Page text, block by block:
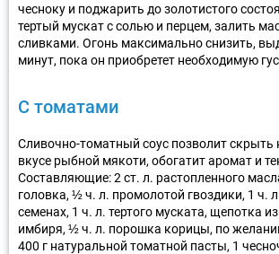
чесноку и поджарить до золотистого
тертый мускат с солью и перцем, залить
сливками. Огонь максимально снизить,
минут, пока он приобретет необходимую
С томатами
Сливочно-томатный соус позволит скрыть
вкусе рыбной мякоти, обогатит аромат и
Составляющие: 2 ст. л. растопленного
головка, ½ ч. л. промолотой гвоздики, 1 ч.
семенах, 1 ч. л. тертого муската, щепотка
имбиря, ½ ч. л. порошка корицы, по
400 г натуральной томатной пасты, 1